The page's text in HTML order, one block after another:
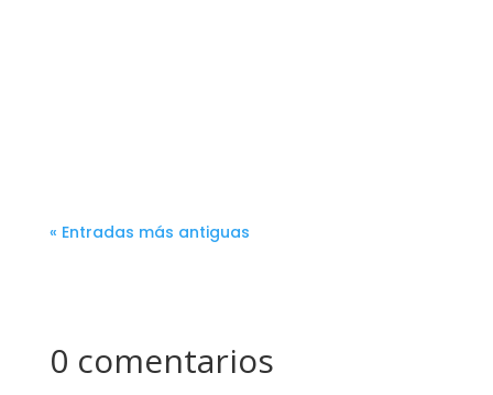
« Entradas más antiguas
0 comentarios